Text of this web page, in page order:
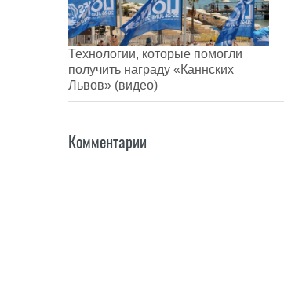
Технологии, которые помогли
получить награду «Каннских
Львов» (видео)
Комментарии